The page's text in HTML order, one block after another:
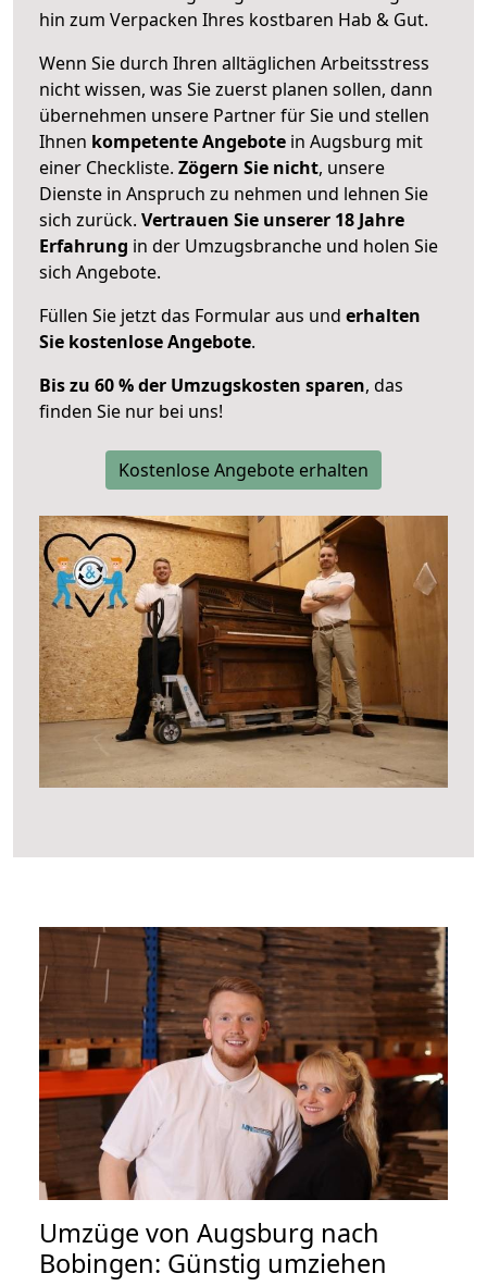
hin zum Verpacken Ihres kostbaren Hab & Gut.
Wenn Sie durch Ihren alltäglichen Arbeitsstress
nicht wissen, was Sie zuerst planen sollen, dann
übernehmen unsere Partner für Sie und stellen
Ihnen kompetente Angebote in Augsburg mit
einer Checkliste. Zögern Sie nicht, unsere
Dienste in Anspruch zu nehmen und lehnen Sie
sich zurück. Vertrauen Sie unserer 18 Jahre
Erfahrung in der Umzugsbranche und holen Sie
sich Angebote.
Füllen Sie jetzt das Formular aus und erhalten
Sie kostenlose Angebote.
Bis zu 60 % der Umzugskosten sparen, das
finden Sie nur bei uns!
Kostenlose Angebote erhalten
Umzüge von Augsburg nach
Bobingen: Günstig umziehen